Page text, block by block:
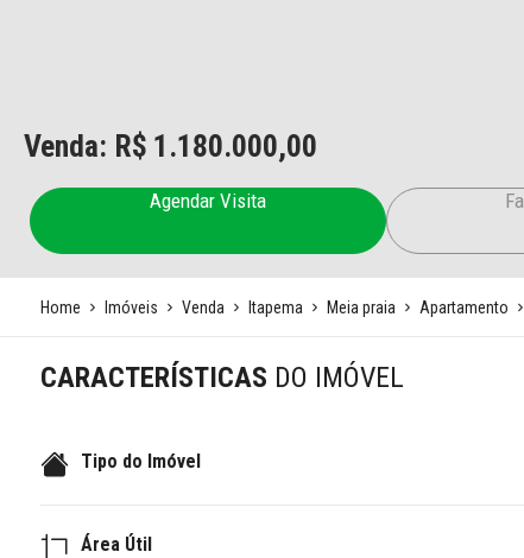
Venda: R$ 1.180.000,00
Agendar Visita
Home Imóveis Venda Itapema Meia praia Apartamento
CARACTERÍSTICAS DO IMÓVEL
Tipo do Imóvel
Área Útil